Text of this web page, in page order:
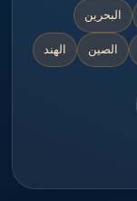
البحرين
الصين الهند